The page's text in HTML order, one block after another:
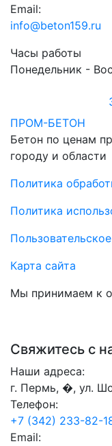
Email:
info@beton159.ru
Часы работы
Понедельник -
ПРОМ-БЕТОН
Бетон по ценам
городу и области
Политика
Политика
Карта сайта
Мы принимаем к
Свяжитесь с
Наши адреса:
г. Пермь, �, ул.
Телефон:
+7 (342) 233-82-
Email: